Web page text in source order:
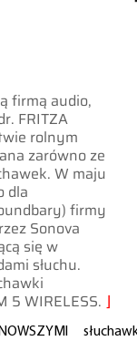
firmą audio,
FRITZA
rolnym
zarówno ze
W maju
dla
firmy
Sonova
się w
słuchu.
5 WIRELESS. ⌋